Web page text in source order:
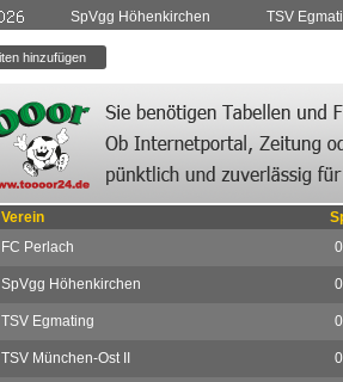
SpVgg Höhenkirchen
TSV
Verein
FC Perlach 0
SpVgg Höhenkirchen 0
TSV Egmating 0
TSV München-Ost II 0